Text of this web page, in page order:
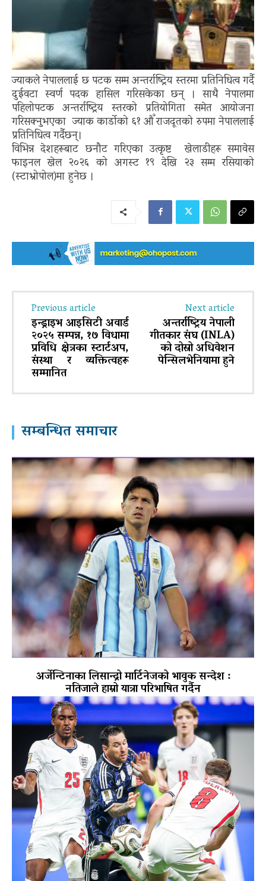
ज्याकले नेपाललाई छ पटक सम्म अन्तर्राष्ट्रिय स्तरमा प्रतिनिधित्व गर्दै
दुईवटा स्वर्ण पदक हासिल गरिसकेका छन् । साथै नेपालमा
पहिलोपटक अन्तर्राष्ट्रिय स्तरको प्रतियोगिता समेत आयोजना
गरिसक्नुभएका ज्याक कार्डोको ६१ औँ राजदूतको रुपमा नेपाललाई
प्रतिनिधित्व गर्दैछन्।
विभिन्न देशहरूबाट छनौट गरिएका उत्कृष्ट खेलाडीहरू समावेस
फाइनल खेल २०२६ को अगस्ट १९ देखि २३ सम्म रसियाको
(स्टाभ्रोपोल)मा हुनेछ ।
Previous article
इन्ड्राइभ आइसिटी अवार्ड
२०२५ सम्पन्न, १७ विधामा
प्रविधि क्षेत्रका स्टार्टअप,
संस्था र व्यक्तित्वहरू
सम्मानित
Next article
अन्तर्राष्ट्रिय नेपाली
गीतकार संघ (INLA)
को दोस्रो अधिवेशन
पेन्सिलभेनियामा हुने
सम्बन्धित समाचार
अर्जेन्टिनाका लिसान्द्रो मार्टिनेजको भावुक सन्देश :
नतिजाले हाम्रो यात्रा परिभाषित गर्दैन